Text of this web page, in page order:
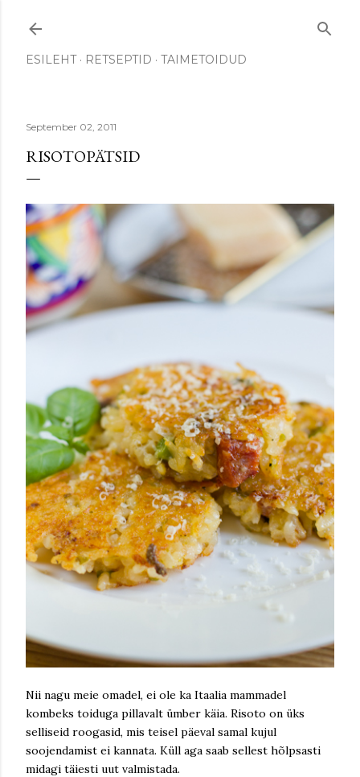
ESILEHT RETSEPTID TAIMETOIDUD
September 02, 2011
RISOTOPÄTSID
Nii nagu meie omadel, ei ole ka Itaalia mammadel
kombeks toiduga pillavalt ümber käia. Risoto on üks
selliseid roogasid, mis teisel päeval samal kujul
soojendamist ei kannata. Küll aga saab sellest hõlpsasti
midagi täiesti uut valmistada.